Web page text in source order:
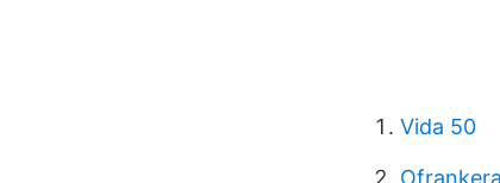
Vida 50